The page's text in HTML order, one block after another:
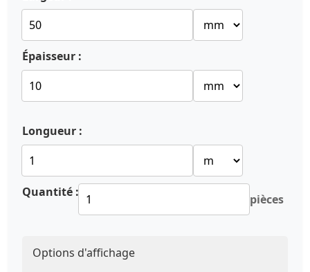
Épaisseur :
Longueur :
Quantité : pièces
Options d'affichage